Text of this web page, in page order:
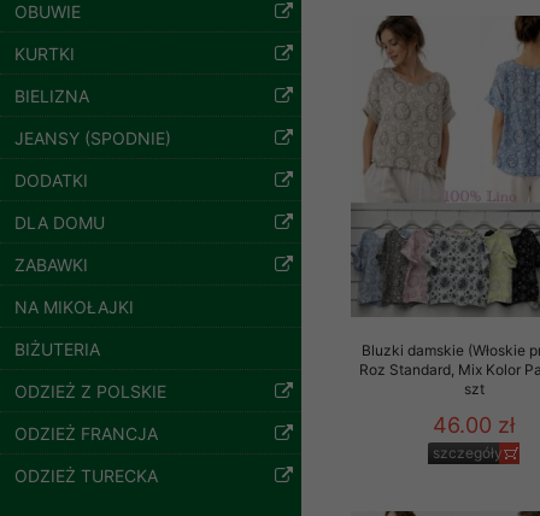
OBUWIE
KURTKI
BIELIZNA
JEANSY (SPODNIE)
DODATKI
DLA DOMU
ZABAWKI
NA MIKOŁAJKI
BIŻUTERIA
ODZIEŻ Z POLSKIE
ODZIEŻ FRANCJA
ODZIEŻ TURECKA
Bluzy damskie Roz
L-3XL. 1 kolor.
Paczka 10 szt
Bluzki damskie (Włoskie
Roz Standard, Mix Kolor
szt
46.00 zł
szczegóły
Potrzebujemy na to
Jeżeli klikniesz
GROUP
Sp. z o.o.
Wyrażenie zgody jest
wpływa na zgodność
Dodatkowe
Twoich danych,
podejmowaniu
danych osobowych)
Polityka prywatności
Zapewniamy naszym